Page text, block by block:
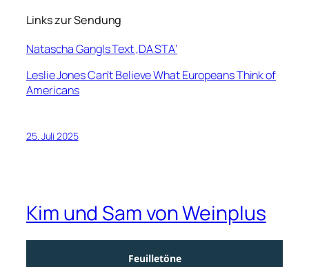
Links zur Sendung
Natascha Gangls Text ‚DA STA‘
Leslie Jones Can’t Believe What Europeans Think of
Americans
25. Juli 2025
Kim und Sam von Weinplus